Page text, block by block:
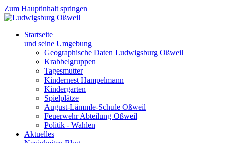
Zum Hauptinhalt springen
Startseite
und seine Umgebung
Geographische Daten Ludwigsburg Oßweil
Krabbelgruppen
Tagesmutter
Kindernest Hampelmann
Kindergarten
Spielplätze
August-Lämmle-Schule Oßweil
Feuerwehr Abteilung Oßweil
Politik - Wahlen
Aktuelles